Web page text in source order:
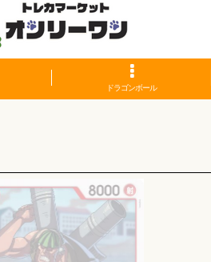
ドラゴンボール